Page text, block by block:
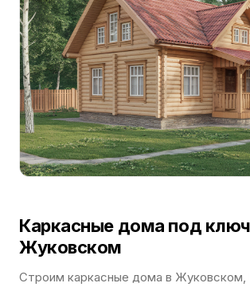
Каркасные дома под
Жуковском
Строим каркасные дома в Жуковском,